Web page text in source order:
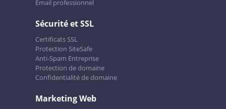
Email professionnel
Sécurité et SSL
Certificats SSL
Protection SiteSafe
Anti-Spam Entreprise
Protection de domaine
Confidentialité de domaine
Marketing Web